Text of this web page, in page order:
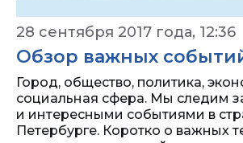
28 сентября 2017 года, 12:36
Обзор важных
Город, общество, политика,
социальная сфера. Мы следим
и интересными событиями в
Петербурге. Коротко о важных